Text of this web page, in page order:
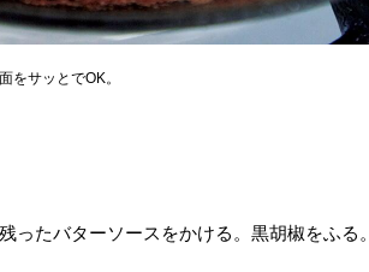
サッとでOK。
ったバターソースをかける。黒胡椒をふる。